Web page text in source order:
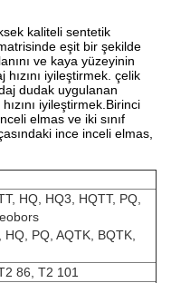
kaliteli sentetik
eşit bir şekilde
ve kaya yüzeyinin
iyileştirmek. çelik
dudak uygulanan
iyileştirmek.Birinci
elmas ve iki sınıf
ince inceli elmas,
HQ, HQ3, HQTT, PQ,
PQ, AQTK, BQTK,
86, T2 101